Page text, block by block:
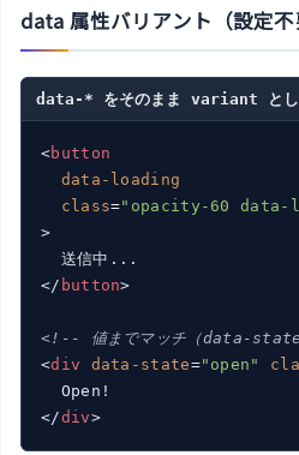
data 属性バリアント（設定不
data-* をそのまま variant とし
<button
data-loading
class="opacity-60 data-
>
</ button>
<!-- 値までマッチ（data-
<div data-state="open"
</div>